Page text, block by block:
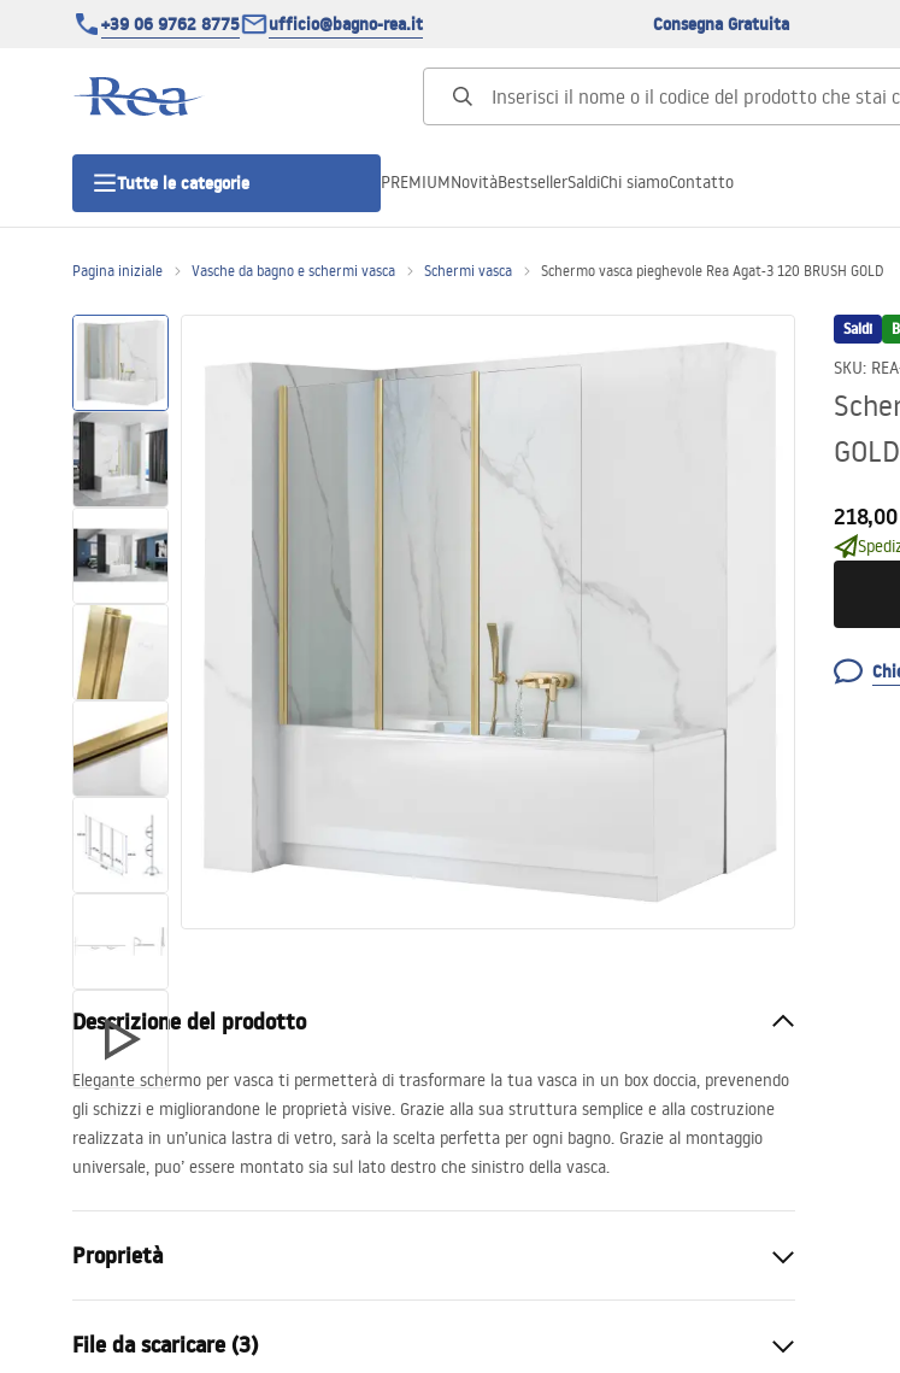
+39 06 9762 8775 ufficio@bagno-rea.it Consegna Gratuita
Tutte le categorie
Porte doccia
Piatti doccia da bagno
Canaline di scarico
Set di vaso WC e bidet
Vasche da bagno e schermi vasca
Set doccia
PREMIUMNovitàBestsellerSaldiChi siamoContatto
Pagina iniziale Vasche da bagno e schermi vasca Schermi vasca Schermo vasca pieghevole Rea Agat-3 120 BRUSH GOLD
Saldi
SKU:
GOLD
Descrizione del prodotto
Elegante schermo per vasca ti permetterà di trasformare la tua vasca in un box doccia, prevenendo
gli schizzi e migliorandone le proprietà visive. Grazie alla sua struttura semplice e alla costruzione
realizzata in un’unica lastra di vetro, sarà la scelta perfetta per ogni bagno. Grazie al montaggio
universale, puo’ essere montato sia sul lato destro che sinistro della vasca.
Proprietà
Materiale
File da scaricare (3)